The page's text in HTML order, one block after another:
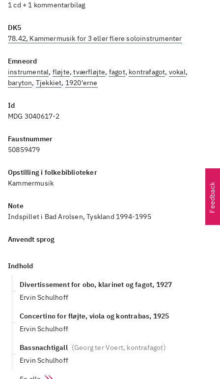
1 cd + 1 kommentarbilag
DK5
78.42, Kammermusik for 3 eller flere soloinstrumenter
Emneord
instrumental, fløjte,tværfløjte, fagot, kontrafagot, vokal,
baryton, Tjekkiet, 1920'erne
Id
MDG 3040617-2
Faustnummer
50859479
Opstilling i folkebiblioteker
Kammermusik
Note
Indspillet i Bad Arolsen, Tyskland 1994-1995
Anvendt sprog
Indhold
Divertissement for obo, klarinet og fagot, 1927
Ervin Schulhoff
Concertino for fløjte, viola og kontrabas, 1925
Ervin Schulhoff
Bassnachtigall (Georg ter Voert, kontrafagot)
Ervin Schulhoff
Feedback